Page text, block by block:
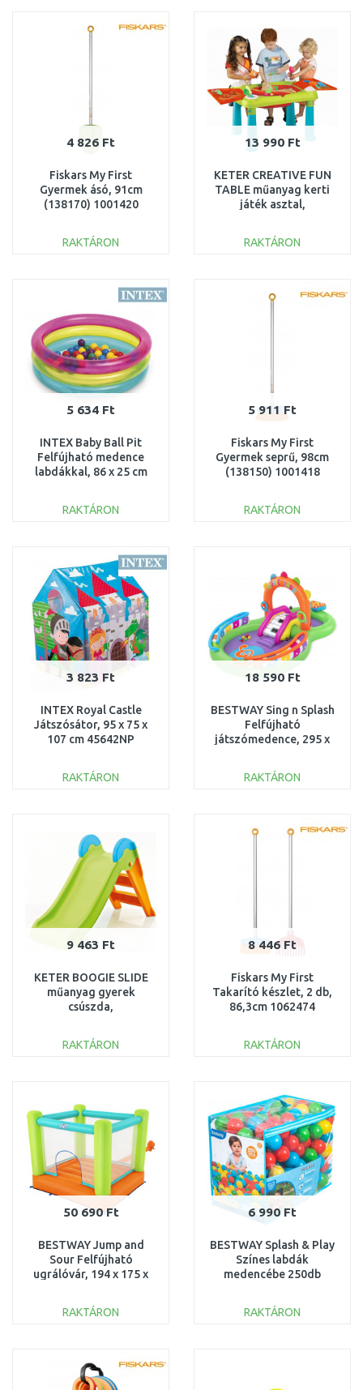
Összehasonlítás
4 826 Ft
Fiskars My First
Gyermek ásó, 91cm
(138170) 1001420
RAKTÁRON
Összehasonlítás
13 990 Ft
KETER CREATIVE FUN
TABLE műanyag kerti
játék asztal,
(17184058)
RAKTÁRON
Összehasonlítás
5 634 Ft
INTEX Baby Ball Pit
Felfújható medence
labdákkal, 86 x 25 cm
RAKTÁRON
Összehasonlítás
5 911 Ft
Fiskars My First
Gyermek seprű, 98cm
(138150) 1001418
RAKTÁRON
3 823 Ft
INTEX Royal Castle
Játszósátor, 95 x 75 x
107 cm 45642NP
RAKTÁRON
18 590 Ft
BESTWAY Sing n Splash
Felfújható
játszómedence, 295 x
RAKTÁRON
Összehasonlítás
9 463 Ft
KETER BOOGIE SLIDE
műanyag gyerek
csúszda,
223622 (17609650)
RAKTÁRON
8 446 Ft
Fiskars My First
Takarító készlet, 2 db,
86,3cm 1062474
RAKTÁRON
Összehasonlítás
50 690 Ft
BESTWAY Jump and
Sour Felfújható
ugrálóvár, 194 x 175 x
RAKTÁRON
Összehasonlítás
6 990 Ft
BESTWAY Splash & Play
Színes labdák
medencébe 250db
RAKTÁRON